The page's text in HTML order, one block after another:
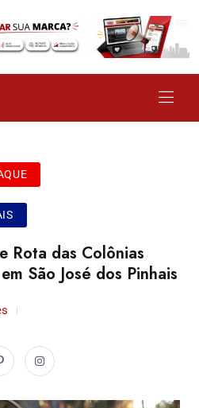
Rota das Colônias
São José dos Pinhais